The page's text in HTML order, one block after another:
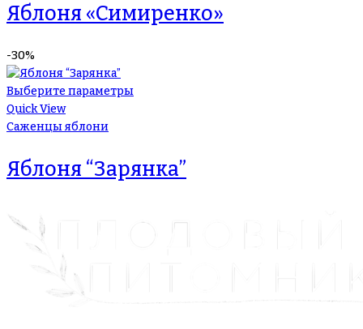
Яблоня «Симиренко»
-30%
Выберите параметры
Quick View
Саженцы яблони
Яблоня “Зарянка”